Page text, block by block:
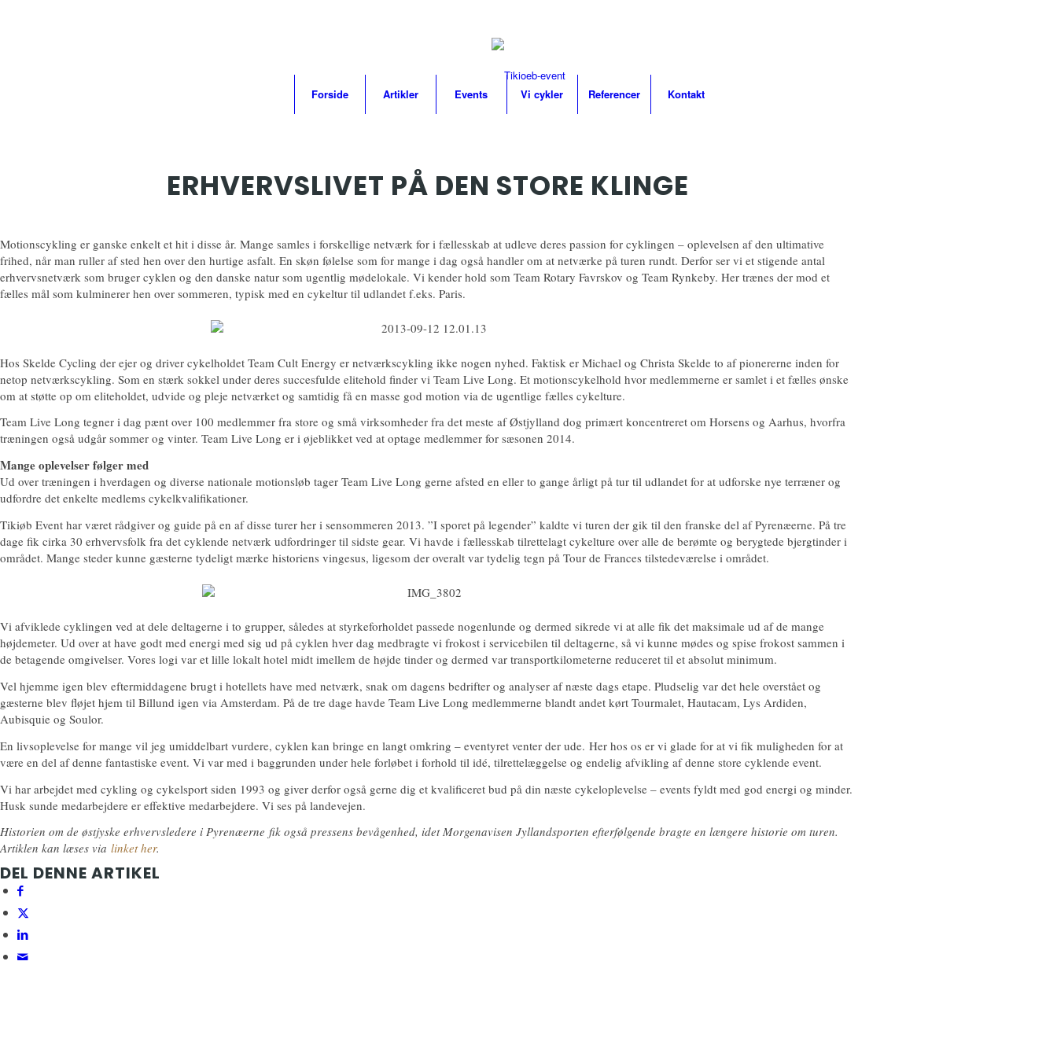
Forside Artikler Events Vi cykler Referencer Kontakt
ERHVERVSLIVET PÅ DEN STORE KLINGE
Motionscykling er ganske enkelt et hit i disse år. Mange samles i forskellige netværk for i fællesskab at udleve deres passion for cyklingen – oplevelsen af den ultimative
frihed, når man ruller af sted hen over den hurtige asfalt. En skøn følelse som for mange i dag også handler om at netværke på turen rundt. Derfor ser vi et stigende antal
erhvervsnetværk som bruger cyklen og den danske natur som ugentlig mødelokale. Vi kender hold som Team Rotary Favrskov og Team Rynkeby. Her trænes der mod et
fælles mål som kulminerer hen over sommeren, typisk med en cykeltur til udlandet f.eks. Paris.
Hos Skelde Cycling der ejer og driver cykelholdet Team Cult Energy er netværkscykling ikke nogen nyhed. Faktisk er Michael og Christa Skelde to af pionererne inden for
netop netværkscykling. Som en stærk sokkel under deres succesfulde elitehold finder vi Team Live Long. Et motionscykelhold hvor medlemmerne er samlet i et fælles ønske
om at støtte op om eliteholdet, udvide og pleje netværket og samtidig få en masse god motion via de ugentlige fælles cykelture.
Team Live Long tegner i dag pænt over 100 medlemmer fra store og små virksomheder fra det meste af Østjylland dog primært koncentreret om Horsens og Aarhus, hvorfra
træningen også udgår sommer og vinter. Team Live Long er i øjeblikket ved at optage medlemmer for sæsonen 2014.
Mange oplevelser følger med
Ud over træningen i hverdagen og diverse nationale motionsløb tager Team Live Long gerne afsted en eller to gange årligt på tur til udlandet for at udforske nye terræner og
udfordre det enkelte medlems cykelkvalifikationer.
Tikiøb Event har været rådgiver og guide på en af disse turer her i sensommeren 2013. ”I sporet på legender” kaldte vi turen der gik til den franske del af Pyrenæerne. På tre
dage fik cirka 30 erhvervsfolk fra det cyklende netværk udfordringer til sidste gear. Vi havde i fællesskab tilrettelagt cykelture over alle de berømte og berygtede bjergtinder i
området. Mange steder kunne gæsterne tydeligt mærke historiens vingesus, ligesom der overalt var tydelig tegn på Tour de Frances tilstedeværelse i området.
Vi afviklede cyklingen ved at dele deltagerne i to grupper, således at styrkeforholdet passede nogenlunde og dermed sikrede vi at alle fik det maksimale ud af de mange
højdemeter. Ud over at have godt med energi med sig ud på cyklen hver dag medbragte vi frokost i servicebilen til deltagerne, så vi kunne mødes og spise frokost sammen i
de betagende omgivelser. Vores logi var et lille lokalt hotel midt imellem de højde tinder og dermed var transportkilometerne reduceret til et absolut minimum.
Vel hjemme igen blev eftermiddagene brugt i hotellets have med netværk, snak om dagens bedrifter og analyser af næste dags etape. Pludselig var det hele overstået og
gæsterne blev fløjet hjem til Billund igen via Amsterdam. På de tre dage havde Team Live Long medlemmerne blandt andet kørt Tourmalet, Hautacam, Lys Ardiden,
Aubisquie og Soulor.
En livsoplevelse for mange vil jeg umiddelbart vurdere, cyklen kan bringe en langt omkring – eventyret venter der ude. Her hos os er vi glade for at vi fik muligheden for at
være en del af denne fantastiske event. Vi var med i baggrunden under hele forløbet i forhold til idé, tilrettelæggelse og endelig afvikling af denne store cyklende event.
Vi har arbejdet med cykling og cykelsport siden 1993 og giver derfor også gerne dig et kvalificeret bud på din næste cykeloplevelse – events fyldt med god energi og minder.
Husk sunde medarbejdere er effektive medarbejdere. Vi ses på landevejen.
Historien om de østjyske erhvervsledere i Pyrenæerne fik også pressens bevågenhed, idet Morgenavisen Jyllandsporten efterfølgende bragte en længere historie om turen.
Artiklen kan læses via linket her.
DEL DENNE ARTIKEL